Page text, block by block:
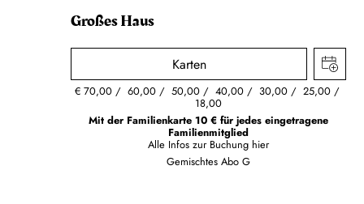
Großes Haus
Karten
€ 70,00 60,00 50,00 40,00 30,00 25,00
18,00
Mit der Familienkarte 10 € für jedes eingetragene
Familienmitglied
Alle Infos zur Buchung hier
Gemischtes Abo G